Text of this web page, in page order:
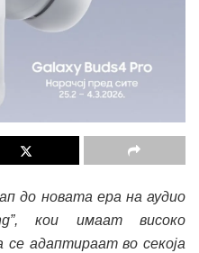
до новата ера на аудио
кои имаат високо
адаптираат во секоја